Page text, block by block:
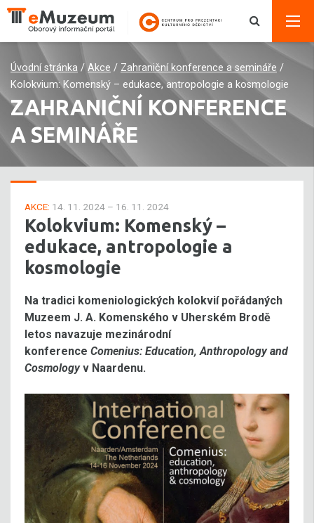
Úvodní stránka / Akce / Zahraniční konference a semináře /
Kolokvium: Komenský – edukace, antropologie a kosmologie
ZAHRANIČNÍ KONFERENCE
A SEMINÁŘE
AKCE: 14. 11. 2024 – 16. 11. 2024
Kolokvium: Komenský –
edukace, antropologie a
kosmologie
Na tradici komeniologických kolokvií pořádaných
Muzeem J. A. Komenského v Uherském Brodě
letos navazuje mezinárodní
konference Comenius: Education, Anthropology and
Cosmologyv Naardenu.